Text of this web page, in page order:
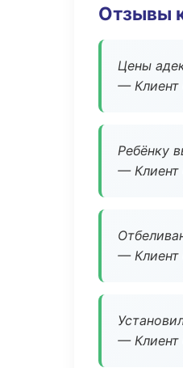
Отзывы
Цены
— Клиент
Ребёнку
— Клиент
— Клиент
— Клиент